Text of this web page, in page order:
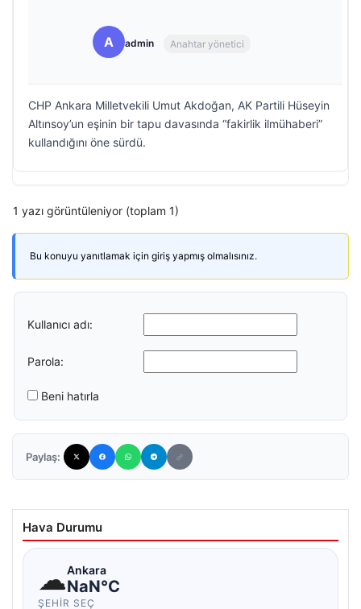
A admin Anahtar yönetici
CHP Ankara Milletvekili Umut Akdoğan, AK Partili Hüseyin
Altınsoy’un eşinin bir tapu davasında “fakirlik ilmühaberi”
kullandığını öne sürdü.
1 yazı görüntüleniyor (toplam 1)
Bu konuyu yanıtlamak için giriş yapmış olmalısınız.
Kullanıcı adı:
Parola:
Beni hatırla
Paylaş:
Hava Durumu
☁Ankara
NaN°C
ŞEHIR SEÇ